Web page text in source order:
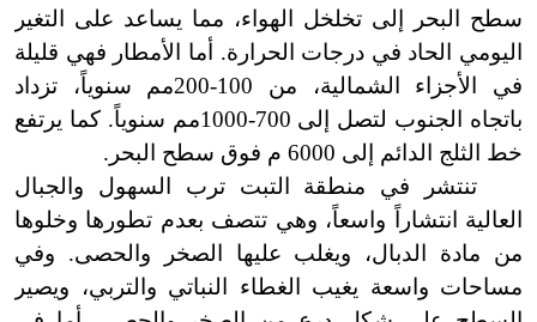
سطح البحر إلى تخلخل الهواء، مما يساعد على التغير
اليومي الحاد في درجات الحرارة. أما الأمطار فهي قليلة
في الأجزاء الشمالية، من 100
-
200مم سنوياً، تزداد
باتجاه الجنوب لتصل إلى 700
-
1000مم سنوياً. كما يرتفع
خط الثلج الدائم إلى 6000 م فوق سطح البحر.
تنتشر في منطقة التبت ترب السهول والجبال
العالية انتشاراً واسعاً، وهي تتصف بعدم تطورها وخلوها
من مادة الدبال، ويغلب عليها الصخر والحصى. وفي
مساحات واسعة يغيب الغطاء النباتي والتربي، ويصير